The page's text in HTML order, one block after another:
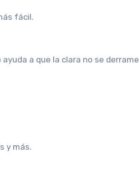
fácil.
a que la clara no se derrame
y más.